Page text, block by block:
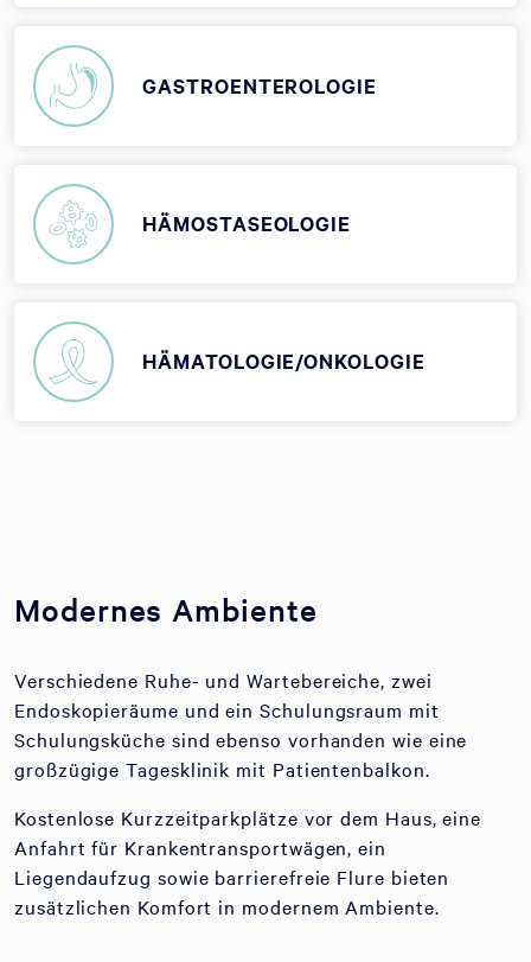
GASTROENTEROLOGIE
HÄMOSTASEOLOGIE
HÄMATOLOGIE/ONKOLOGIE
Modernes Ambiente
Verschiedene Ruhe- und Wartebereiche, zwei
Endoskopieräume und ein Schulungsraum mit
Schulungsküche sind ebenso vorhanden wie eine
großzügige Tagesklinik mit Patientenbalkon.
Kostenlose Kurzzeitparkplätze vor dem Haus, eine
Anfahrt für Krankentransportwägen, ein
Liegendaufzug sowie barrierefreie Flure bieten
zusätzlichen Komfort in modernem Ambiente.